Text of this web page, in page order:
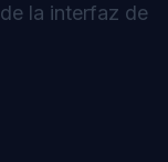
la interfaz de